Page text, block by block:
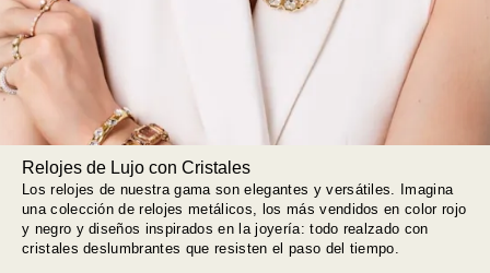
Relojes de Lujo con Cristales
Los relojes de nuestra gama son elegantes y versátiles. Imagina
una colección de relojes metálicos, los más vendidos en color rojo
y negro y diseños inspirados en la joyería: todo realzado con
cristales deslumbrantes que resisten el paso del tiempo.
Los más vendidos
A - Z
Fecha de lanzamiento
Mejor descuento